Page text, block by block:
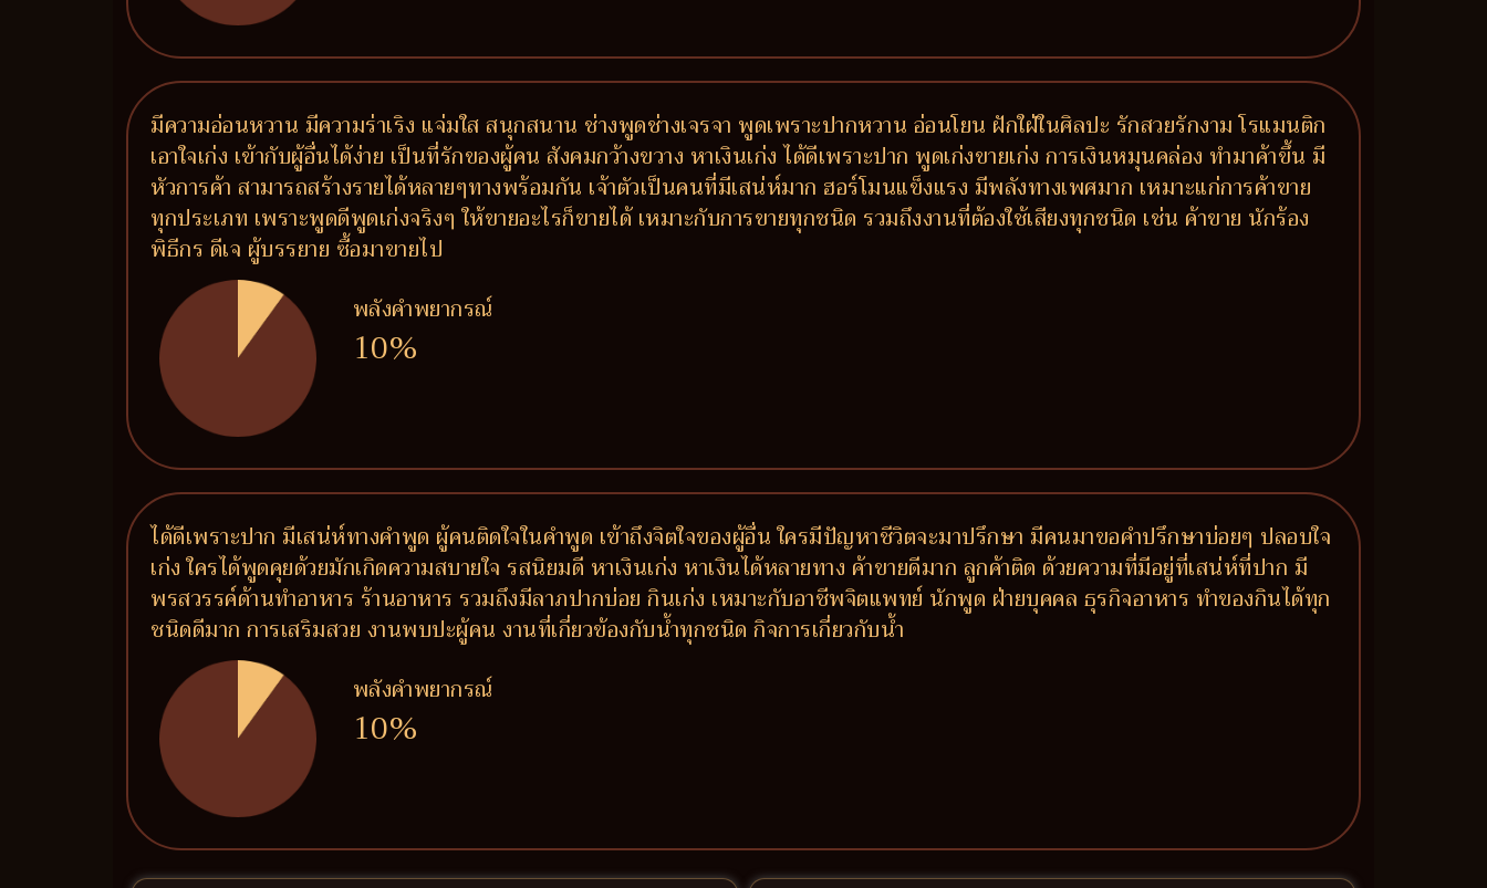
มีความอ่อนหวาน มีความร่าเริง แจ่มใส สนุกสนาน ช่างพูดช่างเจรจา พูดเพราะปากหวาน อ่อนโยน ฝักใฝ่ในศิลปะ รักสวยรักงาม โรแมนติก
เอาใจเก่ง เข้ากับผู้อื่นได้ง่าย เป็นที่รักของผู้คน สังคมกว้างขวาง หาเงินเก่ง ได้ดีเพราะปาก พูดเก่งขายเก่ง การเงินหมุนคล่อง ทำมาค้าขึ้น มี
หัวการค้า สามารถสร้างรายได้หลายๆทางพร้อมกัน เจ้าตัวเป็นคนที่มีเสน่ห์มาก ฮอร์โมนแข็งแรง มีพลังทางเพศมาก เหมาะแก่การค้าขาย
ทุกประเภท เพราะพูดดีพูดเก่งจริงๆ ให้ขายอะไรก็ขายได้ เหมาะกับการขายทุกชนิด รวมถึงงานที่ต้องใช้เสียงทุกชนิด เช่น ค้าขาย นักร้อง
พิธีกร ดีเจ ผู้บรรยาย ซื้อมาขายไป
พลังคำพยากรณ์
10%
ได้ดีเพราะปาก มีเสน่ห์ทางคำพูด ผู้คนติดใจในคำพูด เข้าถึงจิตใจของผู้อื่น ใครมีปัญหาชีวิตจะมาปรึกษา มีคนมาขอคำปรึกษาบ่อยๆ ปลอบใจ
เก่ง ใครได้พูดคุยด้วยมักเกิดความสบายใจ รสนิยมดี หาเงินเก่ง หาเงินได้หลายทาง ค้าขายดีมาก ลูกค้าติด ด้วยความที่มีอยู่ที่เสน่ห์ที่ปาก มี
พรสวรรค์ด้านทำอาหาร ร้านอาหาร รวมถึงมีลาภปากบ่อย กินเก่ง เหมาะกับอาชีพจิตแพทย์ นักพูด ฝ่ายบุคคล ธุรกิจอาหาร ทำของกินได้ทุก
ชนิดดีมาก การเสริมสวย งานพบปะผู้คน งานที่เกี่ยวข้องกับน้ำทุกชนิด กิจการเกี่ยวกับน้ำ
พลังคำพยากรณ์
10%